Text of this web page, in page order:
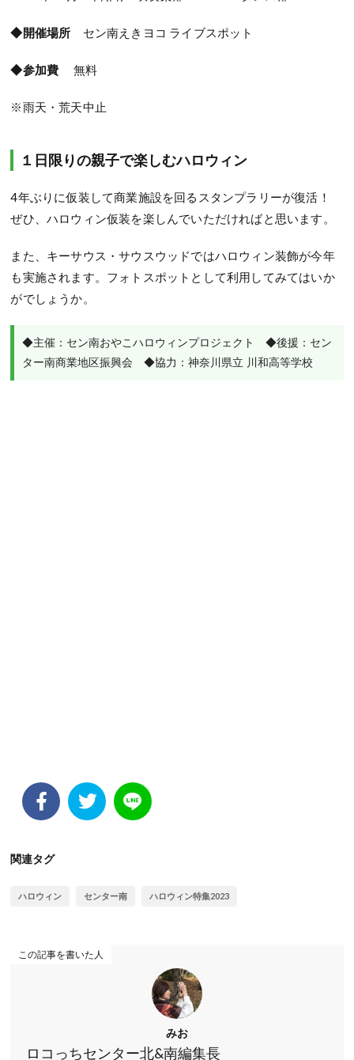
◆開催場所 セン南えきヨコ ライブスポット
◆参加費 無料
※雨天・荒天中止
１日限りの親子で楽しむハロウィン
4年ぶりに仮装して商業施設を回るスタンプラリーが復活！
ぜひ、ハロウィン仮装を楽しんでいただければと思います。
また、キーサウス・サウスウッドではハロウィン装飾が今年
も実施されます。フォトスポットとして利用してみてはいか
がでしょうか。
◆主催：セン南おやこハロウィンプロジェクト　◆後援：セン
ター南商業地区振興会　◆協力：神奈川県立 川和高等学校
関連タグ
ハロウィン センター南 ハロウィン特集2023
この記事を書いた人
みお
ロコっちセンター北&南編集長